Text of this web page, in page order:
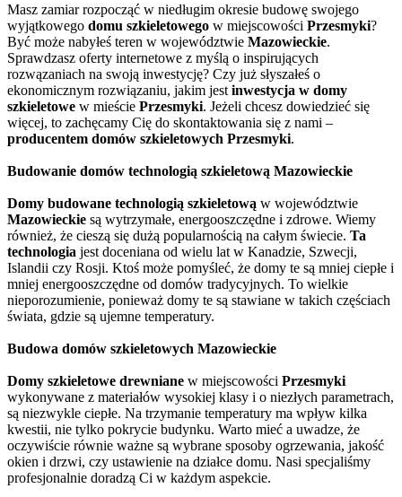
Masz zamiar rozpocząć w niedługim okresie budowę swojego
wyjątkowego domu szkieletowego w miejscowości Przesmyki?
Być może nabyłeś teren w województwie Mazowieckie.
Sprawdzasz oferty internetowe z myślą o inspirujących
rozwązaniach na swoją inwestycję? Czy już słyszałeś o
ekonomicznym rozwiązaniu, jakim jest inwestycja w domy
szkieletowe w mieście Przesmyki. Jeżeli chcesz dowiedzieć się
więcej, to zachęcamy Cię do skontaktowania się z nami –
producentem domów szkieletowych Przesmyki.
Budowanie domów technologią szkieletową Mazowieckie
Domy budowane technologią szkieletową w województwie
Mazowieckie są wytrzymałe, energooszczędne i zdrowe. Wiemy
również, że cieszą się dużą popularnością na całym świecie. Ta
technologia jest doceniana od wielu lat w Kanadzie, Szwecji,
Islandii czy Rosji. Ktoś może pomyśleć, że domy te są mniej ciepłe i
mniej energooszczędne od domów tradycyjnych. To wielkie
nieporozumienie, ponieważ domy te są stawiane w takich częściach
świata, gdzie są ujemne temperatury.
Budowa domów szkieletowych Mazowieckie
Domy szkieletowe drewniane w miejscowości Przesmyki
wykonywane z materiałów wysokiej klasy i o niezłych parametrach,
są niezwykle ciepłe. Na trzymanie temperatury ma wpływ kilka
kwestii, nie tylko pokrycie budynku. Warto mieć a uwadze, że
oczywiście równie ważne są wybrane sposoby ogrzewania, jakość
okien i drzwi, czy ustawienie na działce domu. Nasi specjaliśmy
profesjonalnie doradzą Ci w każdym aspekcie.